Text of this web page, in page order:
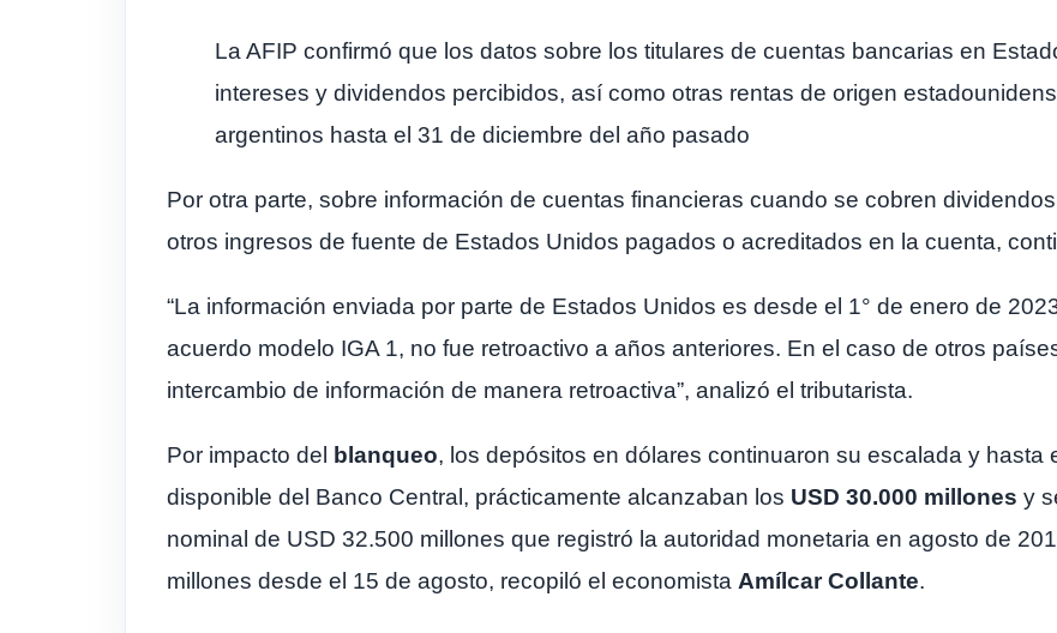
La AFIP confirmó que los datos sobre los titulares de cuentas bancarias en
intereses y dividendos percibidos, así como otras rentas de origen
argentinos hasta el 31 de diciembre del año pasado
Por otra parte, sobre información de cuentas financieras cuando se cobren
otros ingresos de fuente de Estados Unidos pagados o acreditados en la cuenta,
“La información enviada por parte de Estados Unidos es desde el 1° de enero de
acuerdo modelo IGA 1, no fue retroactivo a años anteriores. En el caso de otros
intercambio de información de manera retroactiva”, analizó el tributarista.
Por impacto del blanqueo, los depósitos en dólares continuaron su escalada y hasta
disponible del Banco Central, prácticamente alcanzaban los USD 30.000 millones y
nominal de USD 32.500 millones que registró la autoridad monetaria en agosto de
millones desde el 15 de agosto, recopiló el economista Amílcar Collante.